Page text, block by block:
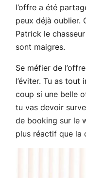
l’offre a été
peux déjà oublier.
Patrick le
sont maigres.
Se méfier de
l’éviter. Tu as
coup si une belle
tu vas devoir
de booking sur le
plus réactif que la